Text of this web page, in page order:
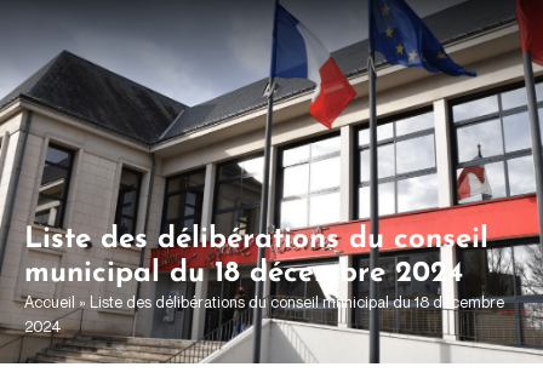
Liste des délibérations du conseil
municipal du 18 décembre 2024
Accueil » Liste des délibérations du conseil municipal du 18 décembre
2024